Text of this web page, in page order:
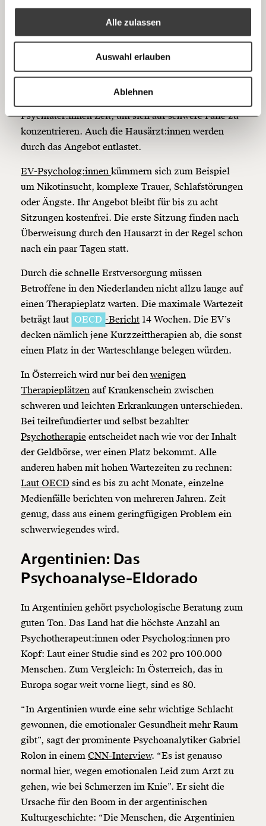
Alle zulassen
Auswahl erlauben
Ablehnen
Anmelden
Ich spende einmalig
20€ 40€
150€ €
Ich möchte meine Spende verschenken.
Du erhältst eine E-Mail mit deiner
Geschenkurkunde im PDF-Format, welche Du
ausdrucken oder weiterleiten und verschenken
kannst.
1/3
Bluesky
https://www.moment.at/story/psychosoziale-versorgung-was-oesterreich-lernen-kann/
EV-Psycholog:innen absolvieren nach dem
Psychologie-Studium eine zweijährige Ausbildung.
Sie dürfen jegliche psychische Störungen behandeln
Psychiater:innen Zeit, um sich auf schwere Fälle zu
konzentrieren. Auch die Hausärzt:innen werden
durch das Angebot entlastet.
EV-Psycholog:innen kümmern sich zum Beispiel
um Nikotinsucht, komplexe Trauer, Schlafstörungen
oder Ängste. Ihr Angebot bleibt für bis zu acht
Sitzungen kostenfrei. Die erste Sitzung finden nach
Überweisung durch den Hausarzt in der Regel schon
nach ein paar Tagen statt.
Durch die schnelle Erstversorgung müssen
Betroffene in den Niederlanden nicht allzu lange auf
einen Therapieplatz warten. Die maximale Wartezeit
beträgt laut OECD -Bericht 14 Wochen. Die EV’s
decken nämlich jene Kurzzeittherapien ab, die sonst
einen Platz in der Warteschlange belegen würden.
In Österreich wird nur bei den wenigen
Therapieplätzen auf Krankenschein zwischen
schweren und leichten Erkrankungen unterschieden.
Bei teilrefundierter und selbst bezahlter
Psychotherapie entscheidet nach wie vor der Inhalt
der Geldbörse, wer einen Platz bekommt. Alle
anderen haben mit hohen Wartezeiten zu rechnen:
Laut OECD sind es bis zu acht Monate, einzelne
Medienfälle berichten von mehreren Jahren. Zeit
genug, dass aus einem geringfügigen Problem ein
schwerwiegendes wird.
Argentinien: Das
Psychoanalyse-Eldorado
In Argentinien gehört psychologische Beratung zum
guten Ton. Das Land hat die höchste Anzahl an
Psychotherapeut:innen oder Psycholog:innen pro
Kopf: Laut einer Studie sind es 202 pro 100.000
Menschen. Zum Vergleich: In Österreich, das in
Europa sogar weit vorne liegt, sind es 80.
“In Argentinien wurde eine sehr wichtige Schlacht
gewonnen, die emotionaler Gesundheit mehr Raum
gibt”, sagt der prominente Psychoanalytiker Gabriel
Rolon in einem CNN-Interview. “Es ist genauso
normal hier, wegen emotionalen Leid zum Arzt zu
gehen, wie bei Schmerzen im Knie”. Er sieht die
Ursache für den Boom in der argentinischen
Kulturgeschichte: “Die Menschen, die Argentinien